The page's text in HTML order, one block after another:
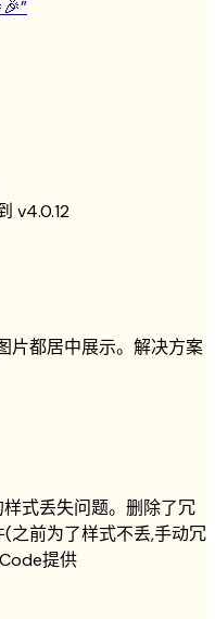
v4.0.12
都居中展示。 解决方案
式丢失问题。删除了冗
前为了样式不丢,手动冗
提供